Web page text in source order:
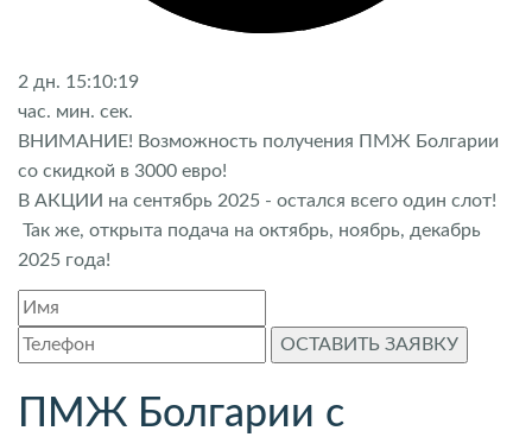
2 дн. 15:10:19
час. мин. сек.
ВНИМАНИЕ! Возможность получения ПМЖ Болгарии
со скидкой в 3000 евро!
В АКЦИИ на сентябрь 2025 - остался всего один слот!
Так же, открыта подача на октябрь, ноябрь, декабрь
2025 года!
ОСТАВИТЬ ЗАЯВКУ
ПМЖ Болгарии с